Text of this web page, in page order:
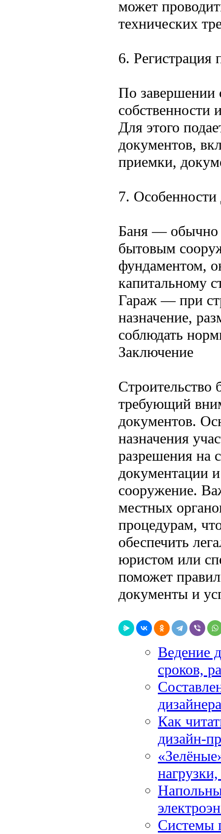
может
технических
6. Регистрация
По завершении
собственности
Для этого
документов,
приемки,
7.
Баня — обычно
бытовым
фундаментом,
капитальному
Гараж — при
назначение,
соблюдать
Заключение
Строительство
требующий
документов.
назначения
разрешения на
документации
сооружение.
местных
процедурам,
обеспечить
юристом или
поможет
документы и
Ведение
сроков,
Как
дизайн-
Системы